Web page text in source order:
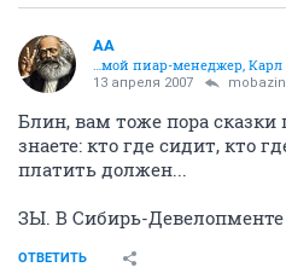
AA
…мой пиар-менеджер, Карл
13 апреля 2007 mobazin
Блин, вам тоже пора сказки
знаете: кто где сидит, кто
платить должен...
ЗЫ. В Сибирь-Девелопменте
ОТВЕТИТЬ